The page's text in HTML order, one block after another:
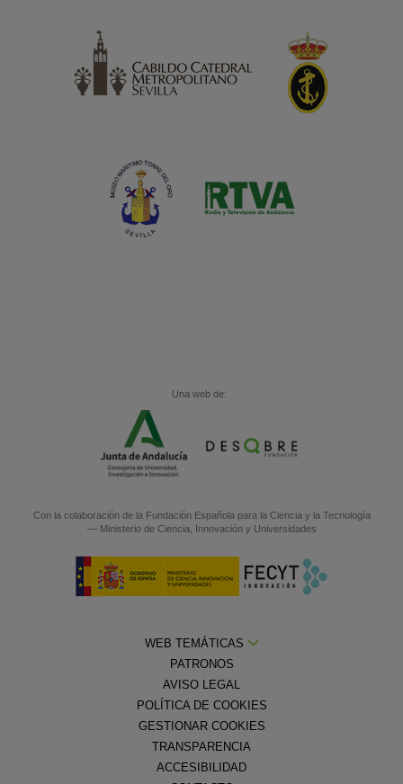
Una web de:
Con la colaboración de la Fundación Española para la Ciencia y la Tecnología
— Ministerio de Ciencia, Innovación y Universidades
WEB TEMÁTICAS
PATRONOS
AVISO LEGAL
POLÍTICA DE COOKIES
GESTIONAR COOKIES
TRANSPARENCIA
ACCESIBILIDAD